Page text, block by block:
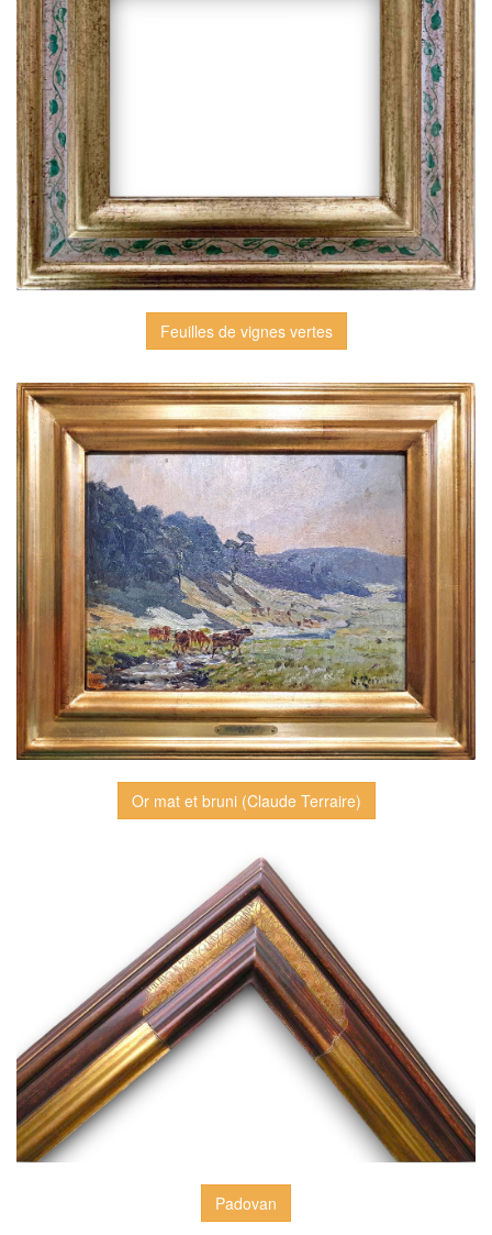
Feuilles de vignes vertes
Or mat et bruni (Claude Terraire)
Padovan